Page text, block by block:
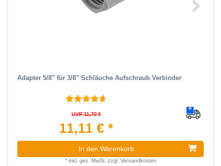
Adapter 5/8" für 3/8" Schläuche Aufschraub Verbinder
UVP 11,70 €
11,11 € *
In den Warenkorb
* inkl. ges. MwSt. zzgl. Versandkosten